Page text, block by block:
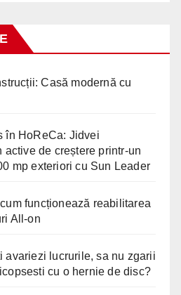
Casă modernă cu
în HoReCa: Jidvei
active de creștere printr-un
mp exteriori cu Sun Leader
funcționează reabilitarea
All-on
avariezi lucrurile, sa nu zgarii
cu o hernie de disc?